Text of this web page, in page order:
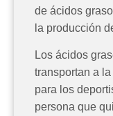
de ácidos
la producción
Los ácidos
transportan a
para los
persona que